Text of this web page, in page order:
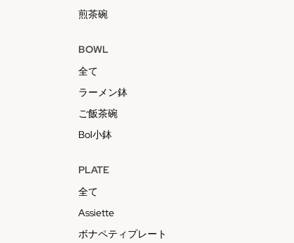
煎茶碗
BOWL
全て
ラーメン鉢
ご飯茶碗
Bol小鉢
PLATE
全て
Assiette
ボナペティプレート